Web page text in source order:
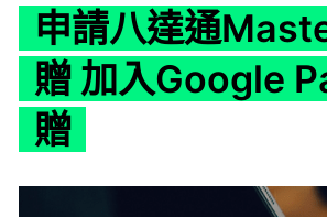
申請八達通
贈 加入Google
贈